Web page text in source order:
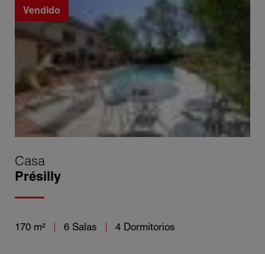
Vendido
Casa
Présilly
170 m² 6 Salas 4 Dormitorios